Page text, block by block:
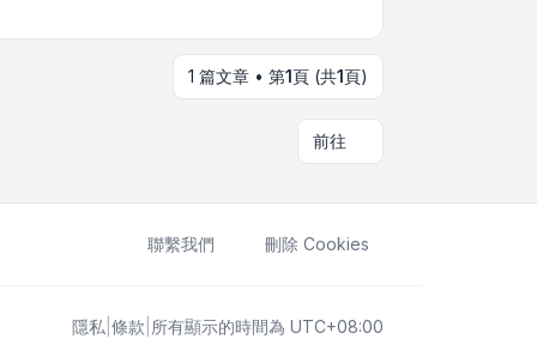
1 篇文章 • 第1頁 (共1頁)
前往
聯繫我們 刪除 Cookies
隱私 條款 所有顯示的時間為 UTC+08:00